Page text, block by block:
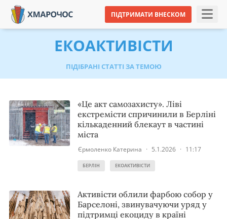
ПІДТРИМАТИ ВНЕСКОМ
ЕКОАКТИВІСТИ
ПІДІБРАНІ СТАТТІ ЗА ТЕМОЮ
«Це акт самозахисту». Ліві
екстремісти спричинили в Берліні
кількаденний блекаут в частині
міста
Єрмоленко Катерина · 5.1.2026 · 11:17
БЕРЛІН ЕКОАКТИВІСТИ
Активісти облили фарбою собор у
Барселоні, звинувачуючи уряд у
підтримці екоциду в країні